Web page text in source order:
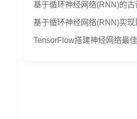
基于循环神经网络(RNN)的古
基于循环神经网络(RNN)实现
TensorFlow搭建神经网络最